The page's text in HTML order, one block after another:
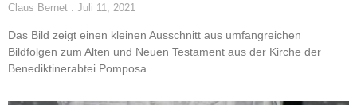
Claus Bernet Juli 11, 2021
Das Bild zeigt einen kleinen Ausschnitt aus umfangreichen
Bildfolgen zum Alten und Neuen Testament aus der Kirche der
Benediktinerabtei Pomposa